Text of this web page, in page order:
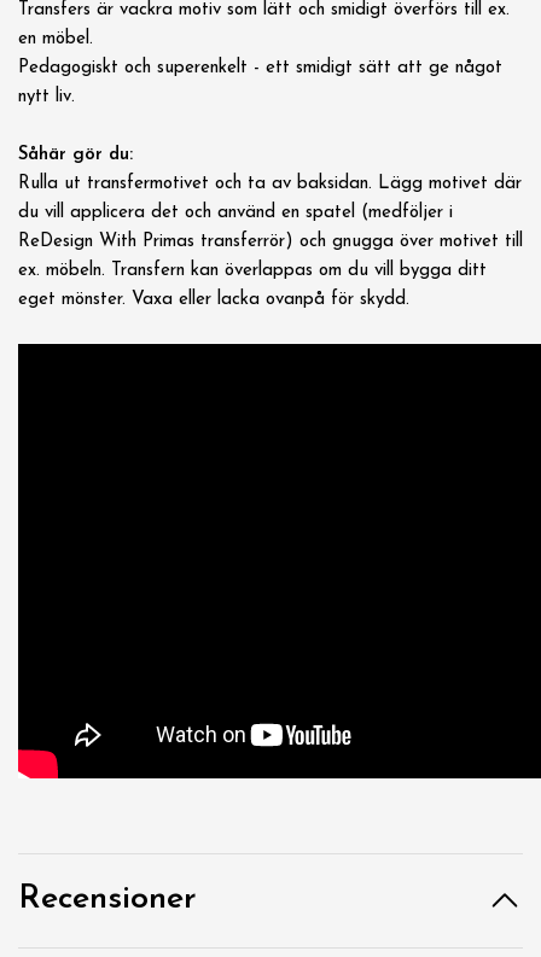
Transfers är vackra motiv som lätt och smidigt överförs till ex.
en möbel.
Pedagogiskt och superenkelt - ett smidigt sätt att ge något
nytt liv.
Såhär gör du:
Rulla ut transfermotivet och ta av baksidan. Lägg motivet där
du vill applicera det och använd en spatel (medföljer i
ReDesign With Primas transferrör) och gnugga över motivet till
ex. möbeln. Transfern kan överlappas om du vill bygga ditt
eget mönster. Vaxa eller lacka ovanpå för skydd.
Recensioner